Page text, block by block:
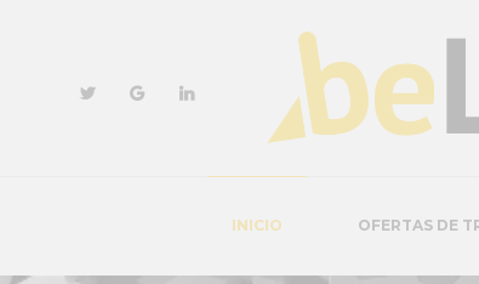
INICIO OFERTAS DE